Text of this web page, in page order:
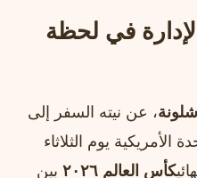
في لحظة
، عن نيته السفر إلى
الأمريكية يوم الثلاثاء
كأس العالم ٢٠٢٦
بين